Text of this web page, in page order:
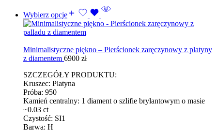
Wybierz opcje
Minimalistyczne piękno – Pierścionek zaręczynowy z platyny
z diamentem 6900 zł
SZCZEGÓŁY PRODUKTU:
Kruszec: Platyna
Próba: 950
Kamień centralny: 1 diament o szlifie brylantowym o masie
~0.03 ct
Czystość: SI1
Barwa: H